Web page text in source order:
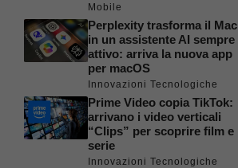
Mobile
Perplexity trasforma il Mac
in un assistente AI sempre
attivo: arriva la nuova app
per macOS
Innovazioni Tecnologiche
Prime Video copia TikTok:
arrivano i video verticali
“Clips” per scoprire film e
serie
Innovazioni Tecnologiche